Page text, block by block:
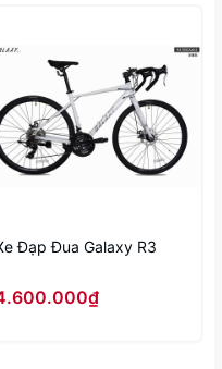
Đạp Đua Galaxy R3